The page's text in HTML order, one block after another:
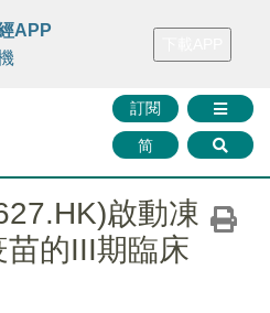
FINMETA 財華證券 媒體矩陣
訂閱
简
APP
啟動凍
的III期臨床